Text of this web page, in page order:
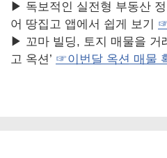
▶ 독보적인 실전형 부동산
어 땅집고 앱에서 쉽게 보기
▶ 꼬마 빌딩, 토지 매물을 거
고 옥션’ ☞이번달 옥션 매물